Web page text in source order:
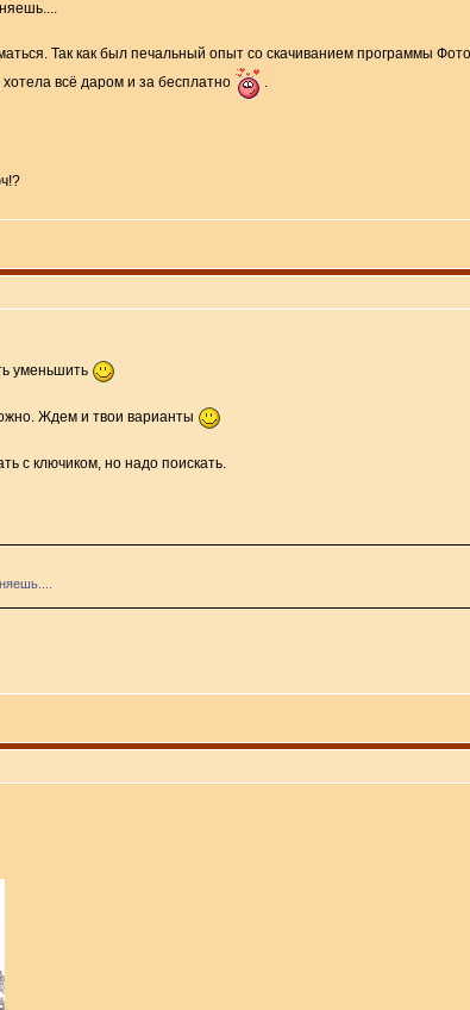
Так как был печальный опыт со скачиванием программы
всё даром и за бесплатно
уменьшить
Ждем и твои варианты
с ключиком, но надо поискать.